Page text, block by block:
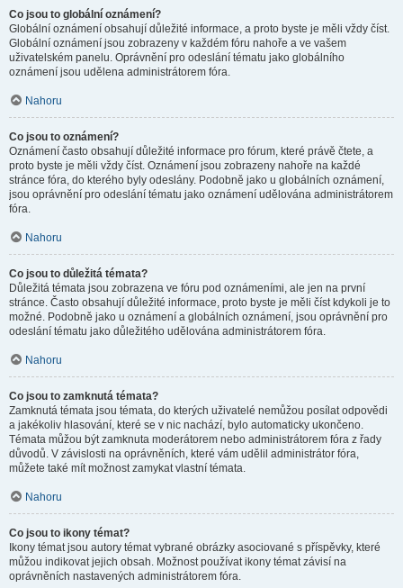
Co jsou to globální oznámení?
Globální oznámení obsahují důležité informace, a proto byste je měli vždy číst.
Globální oznámení jsou zobrazeny v každém fóru nahoře a ve vašem
uživatelském panelu. Oprávnění pro odeslání tématu jako globálního
oznámení jsou udělena administrátorem fóra.
Nahoru
Co jsou to oznámení?
Oznámení často obsahují důležité informace pro fórum, které právě čtete, a
proto byste je měli vždy číst. Oznámení jsou zobrazeny nahoře na každé
stránce fóra, do kterého byly odeslány. Podobně jako u globálních oznámení,
jsou oprávnění pro odeslání tématu jako oznámení udělována administrátorem
fóra.
Nahoru
Co jsou to důležitá témata?
Důležitá témata jsou zobrazena ve fóru pod oznámeními, ale jen na první
stránce. Často obsahují důležité informace, proto byste je měli číst kdykoli je to
možné. Podobně jako u oznámení a globálních oznámení, jsou oprávnění pro
odeslání tématu jako důležitého udělována administrátorem fóra.
Nahoru
Co jsou to zamknutá témata?
Zamknutá témata jsou témata, do kterých uživatelé nemůžou posílat odpovědi
a jakékoliv hlasování, které se v nic nachází, bylo automaticky ukončeno.
Témata můžou být zamknuta moderátorem nebo administrátorem fóra z řady
důvodů. V závislosti na oprávněních, které vám udělil administrátor fóra,
můžete také mít možnost zamykat vlastní témata.
Nahoru
Co jsou to ikony témat?
Ikony témat jsou autory témat vybrané obrázky asociované s příspěvky, které
můžou indikovat jejich obsah. Možnost používat ikony témat závisí na
oprávněních nastavených administrátorem fóra.